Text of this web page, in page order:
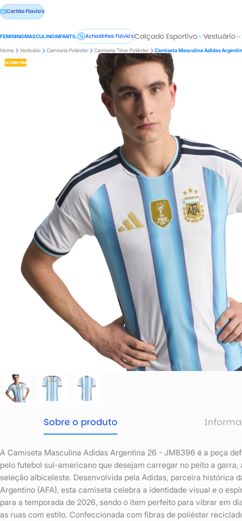
Cartão Flavio's
FEMININOMASCULINOINFANTIL Achadinhos Flávio'sCalçado Esportivo Vestuário
Home Vestuário Camiseta Poliéster Camiseta Time Poliéster Camiseta Masculina Adidas
ÚLTIMO PAR
Sobre o produto
A Camiseta Masculina Adidas Argentina 26 - JM8396 é a peça
pelo futebol sul-americano que desejam carregar no peito a garra,
seleção albiceleste. Desenvolvida pela Adidas, parceira histórica
Argentino (AFA), esta camiseta celebra a identidade visual e o
para a temporada de 2026, sendo o item perfeito para vibrar em
as ruas com estilo. Confeccionada com fibras de poliéster